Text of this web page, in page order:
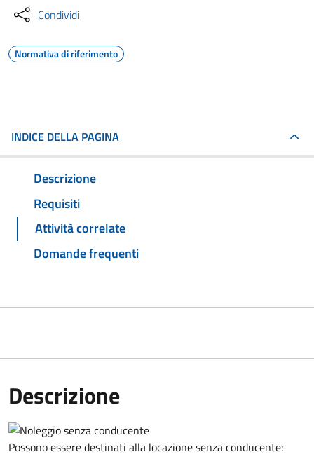
Condividi
Normativa di riferimento
INDICE DELLA PAGINA
Descrizione
Requisiti
Attività correlate
Domande frequenti
Descrizione
Possono essere destinati alla locazione senza conducente: